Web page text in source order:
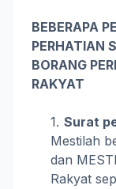
BEBERAPA
PERHATIAN
BORANG
RAKYAT
Surat
Mestilah
dan
Rakyat